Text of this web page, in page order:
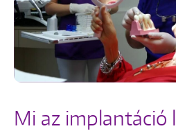
Mi az implantáció